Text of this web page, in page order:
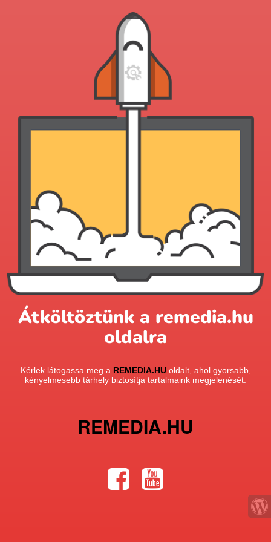
Átköltöztünk a remedia.hu
oldalra
Kérlek látogassa meg a REMEDIA.HUoldalt, ahol gyorsabb,
kényelmesebb tárhely biztosítja tartalmaink megjelenését.
REMEDIA.HU